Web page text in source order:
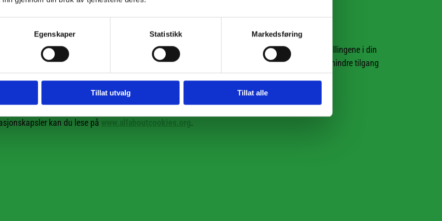
Egenskaper Statistikk Markedsføring
Tillat utvalg Tillat alle
lagres
som helst, men dette gjør at dine personlige innstillinger forsvinner. Du kan også endre innstillingene i din
lagres på din harddisk. Dette gir imidlertid dårligere funksjonalitet på visse websider, kan forhindre tilgang
funksjoner ikke blir tilgjengelige.
dette deaktiveres på adressen: http://tools.google.com/dlpage/gaoptout
kan du lese på www.allaboutcookies.org .